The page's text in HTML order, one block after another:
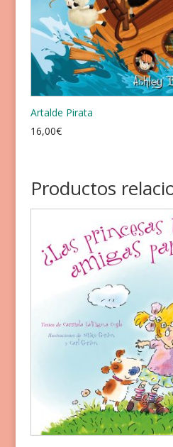
Artalde Pirata
16,00€
Productos